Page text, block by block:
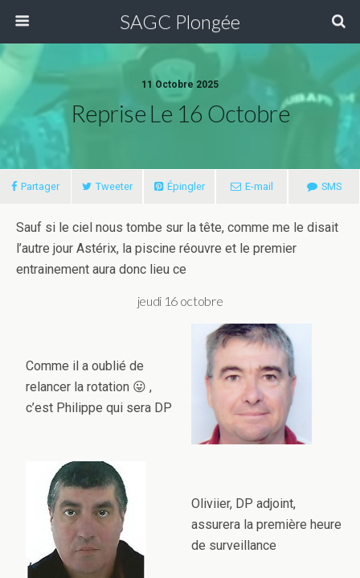
SAGC Plongée
11 Octobre 2025
Reprise Le 16 Octobre
Partager Tweeter Épingler E-mail SMS
Sauf si le ciel nous tombe sur la tête, comme me le disait
l’autre jour Astérix, la piscine réouvre et le premier
entrainement aura donc lieu ce
jeudi 16 octobre
Comme il a oublié de
relancer la rotation 😛 ,
c’est Philippe qui sera DP
Oliviier, DP adjoint,
assurera la première heure
de surveillance